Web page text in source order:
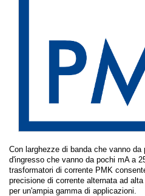
Con larghezze di banda che vanno
d'ingresso che vanno da pochi mA a
trasformatori di corrente PMK
precisione di corrente alternata ad
per un'ampia gamma di applicazioni.